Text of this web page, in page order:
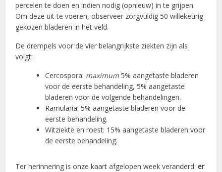
percelen te doen en indien nodig (opnieuw) in te grijpen.
Om deze uit te voeren, observeer zorgvuldig 50 willekeurig
gekozen bladeren in het veld.
De drempels voor de vier belangrijkste ziekten zijn als
volgt:
Cercospora: maximum5% aangetaste bladeren
voor de eerste behandeling, 5% aangetaste
bladeren voor de volgende behandelingen.
Ramularia: 5% aangetaste bladeren voor de
eerste behandeling.
Witziekte en roest: 15% aangetaste bladeren voor
de eerste behandeling.
Ter herinnering is onze kaart afgelopen week veranderd:er